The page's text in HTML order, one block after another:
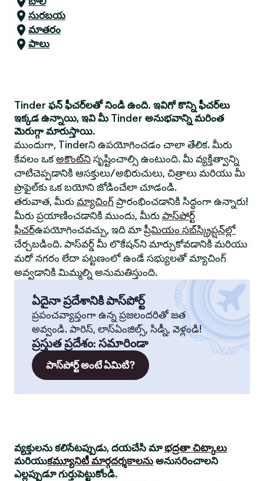
సురబయ
మాతరం
పాలు
Tinder ఫన్ ఫీచర్‌లతో నిండి ఉంది. ఇవిగో కొన్ని ఫీచర్‌లు
ఇక్కడ ఉన్నాయి, ఇవి మీ Tinder అనుభవాన్ని మరింత
మెరుగ్గా మారుస్తాయి.
ముందుగా, Tinderని ఉపయోగించడం చాలా తేలిక. మీరు
కేవలం ఒకఅకౌంట్‌ని సృష్టించాల్సి ఉంటుంది. మీ వ్యక్తిత్వాన్ని
చాటిచెప్పడానికి ఆసక్తులు/అభిరుచులు, చిత్రాలు మరియు మీ
ప్రొఫైల్‌కు ఒక బయోని జోడించేలా చూడండి.
తరువాత, మీరు మ్యాచింగ్ ప్రారంభించడానికి సిద్ధంగా ఉన్నారు!
మీరు ప్రయాణించడానికి ముందు, మీరు పాస్‌పోర్ట్
ఫీచర్ఉపయోగించవచ్చు, ఇది మాప్రీమియం సబ్‌స్క్రిప్షన్‌ల్లో
చేర్చబడింది. పాస్‌వర్డ్ మీ లొకేషన్‌ని మార్చుకోవడానికి మరియు
మరో నగరం లేదా పట్టణంలో ఉండే సభ్యులతో మ్యాచింగ్
అవ్వడానికి మిమ్మల్ని అనుమతిస్తుంది.
ఏదైనా ప్రదేశానికి పాస్‌పోర్ట్
ప్రపంచవ్యాప్తంగా ఉన్న ప్రజలందరితో జత
అవ్వండి. పారిస్, లాస్‌ఏంజిల్స్, సిడ్నీ, వెళ్లండి!
ప్రస్తుత ప్రదేశం: సమారిండా
పాస్‌పోర్ట్ అంటే ఏమిటి?
వ్యక్తులను కలిసేటప్పుడు, దయచేసి మాభద్రతా చిట్కాలు
మరియుకమ్యూనిటీ మార్గదర్శకాలను అనుసరించాలని
ఎల్లప్పుడూ గుర్తుపెట్టుకోండి.